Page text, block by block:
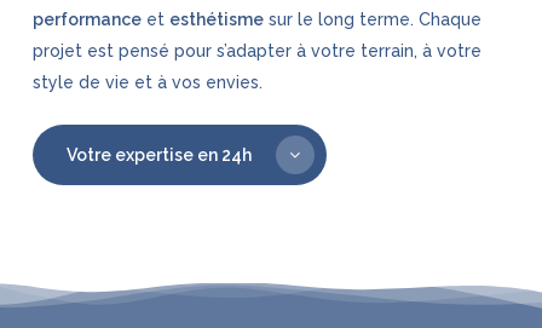
performanceet esthétismesur le long terme. Chaque
projet est pensé pour s’adapter à votre terrain, à votre
style de vie et à vos envies.
Votre expertise en 24h